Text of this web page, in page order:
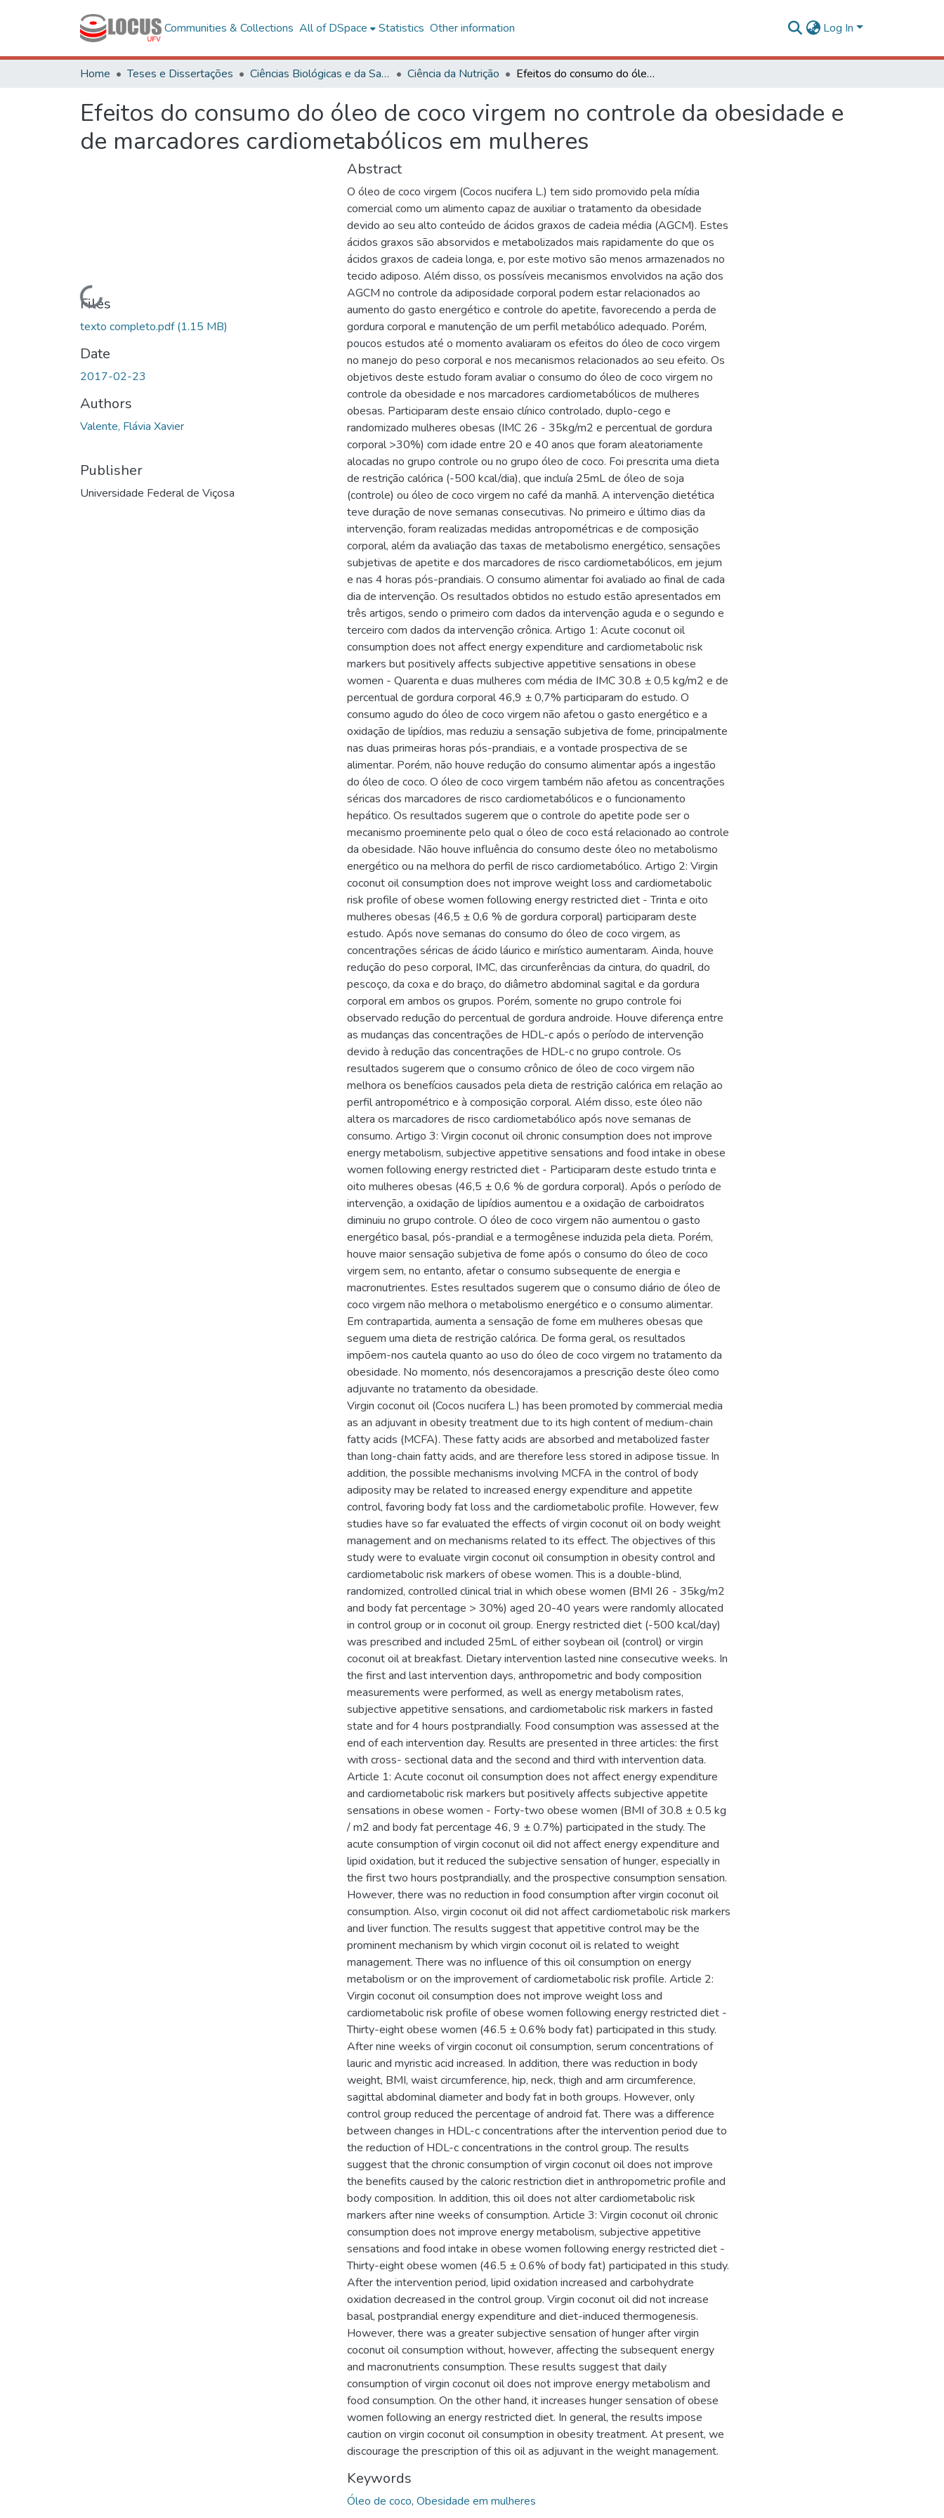
Communities & Collections All of DSpace Statistics Other information Log In
Home Teses e Dissertações Ciências Biológicas e da Saúde Ciência da Nutrição Efeitos do consumo do óleo de coco virgem no controle da obesidade e de marcadores cardiometabólicos em mulheres
Efeitos do consumo do óleo de coco virgem no controle da obesidade e
de marcadores cardiometabólicos em mulheres
Loading...
Files
texto completo.pdf(1.15 MB)
Date
2017-02-23
Authors
Valente, Flávia Xavier
Publisher
Universidade Federal de Viçosa
Abstract
O óleo de coco virgem (Cocos nucifera L.) tem sido promovido pela mídia
comercial como um alimento capaz de auxiliar o tratamento da obesidade
devido ao seu alto conteúdo de ácidos graxos de cadeia média (AGCM). Estes
ácidos graxos são absorvidos e metabolizados mais rapidamente do que os
ácidos graxos de cadeia longa, e, por este motivo são menos armazenados no
tecido adiposo. Além disso, os possíveis mecanismos envolvidos na ação dos
AGCM no controle da adiposidade corporal podem estar relacionados ao
aumento do gasto energético e controle do apetite, favorecendo a perda de
gordura corporal e manutenção de um perfil metabólico adequado. Porém,
poucos estudos até o momento avaliaram os efeitos do óleo de coco virgem
no manejo do peso corporal e nos mecanismos relacionados ao seu efeito. Os
objetivos deste estudo foram avaliar o consumo do óleo de coco virgem no
controle da obesidade e nos marcadores cardiometabólicos de mulheres
obesas. Participaram deste ensaio clínico controlado, duplo-cego e
randomizado mulheres obesas (IMC 26 - 35kg/m2 e percentual de gordura
corporal >30%) com idade entre 20 e 40 anos que foram aleatoriamente
alocadas no grupo controle ou no grupo óleo de coco. Foi prescrita uma dieta
de restrição calórica (-500 kcal/dia), que incluía 25mL de óleo de soja
(controle) ou óleo de coco virgem no café da manhã. A intervenção dietética
teve duração de nove semanas consecutivas. No primeiro e último dias da
intervenção, foram realizadas medidas antropométricas e de composição
corporal, além da avaliação das taxas de metabolismo energético, sensações
subjetivas de apetite e dos marcadores de risco cardiometabólicos, em jejum
e nas 4 horas pós-prandiais. O consumo alimentar foi avaliado ao final de cada
dia de intervenção. Os resultados obtidos no estudo estão apresentados em
três artigos, sendo o primeiro com dados da intervenção aguda e o segundo e
terceiro com dados da intervenção crônica. Artigo 1: Acute coconut oil
consumption does not affect energy expenditure and cardiometabolic risk
markers but positively affects subjective appetitive sensations in obese
women - Quarenta e duas mulheres com média de IMC 30.8 ± 0,5 kg/m2 e de
percentual de gordura corporal 46,9 ± 0,7% participaram do estudo. O
consumo agudo do óleo de coco virgem não afetou o gasto energético e a
oxidação de lipídios, mas reduziu a sensação subjetiva de fome, principalmente
nas duas primeiras horas pós-prandiais, e a vontade prospectiva de se
alimentar. Porém, não houve redução do consumo alimentar após a ingestão
do óleo de coco. O óleo de coco virgem também não afetou as concentrações
séricas dos marcadores de risco cardiometabólicos e o funcionamento
hepático. Os resultados sugerem que o controle do apetite pode ser o
mecanismo proeminente pelo qual o óleo de coco está relacionado ao controle
da obesidade. Não houve influência do consumo deste óleo no metabolismo
energético ou na melhora do perfil de risco cardiometabólico. Artigo 2: Virgin
coconut oil consumption does not improve weight loss and cardiometabolic
risk profile of obese women following energy restricted diet - Trinta e oito
mulheres obesas (46,5 ± 0,6 % de gordura corporal) participaram deste
estudo. Após nove semanas do consumo do óleo de coco virgem, as
concentrações séricas de ácido láurico e mirístico aumentaram. Ainda, houve
redução do peso corporal, IMC, das circunferências da cintura, do quadril, do
pescoço, da coxa e do braço, do diâmetro abdominal sagital e da gordura
corporal em ambos os grupos. Porém, somente no grupo controle foi
observado redução do percentual de gordura androide. Houve diferença entre
as mudanças das concentrações de HDL-c após o período de intervenção
devido à redução das concentrações de HDL-c no grupo controle. Os
resultados sugerem que o consumo crônico de óleo de coco virgem não
melhora os benefícios causados pela dieta de restrição calórica em relação ao
perfil antropométrico e à composição corporal. Além disso, este óleo não
altera os marcadores de risco cardiometabólico após nove semanas de
consumo. Artigo 3: Virgin coconut oil chronic consumption does not improve
energy metabolism, subjective appetitive sensations and food intake in obese
women following energy restricted diet - Participaram deste estudo trinta e
oito mulheres obesas (46,5 ± 0,6 % de gordura corporal). Após o período de
intervenção, a oxidação de lipídios aumentou e a oxidação de carboidratos
diminuiu no grupo controle. O óleo de coco virgem não aumentou o gasto
energético basal, pós-prandial e a termogênese induzida pela dieta. Porém,
houve maior sensação subjetiva de fome após o consumo do óleo de coco
virgem sem, no entanto, afetar o consumo subsequente de energia e
macronutrientes. Estes resultados sugerem que o consumo diário de óleo de
coco virgem não melhora o metabolismo energético e o consumo alimentar.
Em contrapartida, aumenta a sensação de fome em mulheres obesas que
seguem uma dieta de restrição calórica. De forma geral, os resultados
impõem-nos cautela quanto ao uso do óleo de coco virgem no tratamento da
obesidade. No momento, nós desencorajamos a prescrição deste óleo como
adjuvante no tratamento da obesidade.
Virgin coconut oil (Cocos nucifera L.) has been promoted by commercial media
as an adjuvant in obesity treatment due to its high content of medium-chain
fatty acids (MCFA). These fatty acids are absorbed and metabolized faster
than long-chain fatty acids, and are therefore less stored in adipose tissue. In
addition, the possible mechanisms involving MCFA in the control of body
adiposity may be related to increased energy expenditure and appetite
control, favoring body fat loss and the cardiometabolic profile. However, few
studies have so far evaluated the effects of virgin coconut oil on body weight
management and on mechanisms related to its effect. The objectives of this
study were to evaluate virgin coconut oil consumption in obesity control and
cardiometabolic risk markers of obese women. This is a double-blind,
randomized, controlled clinical trial in which obese women (BMI 26 - 35kg/m2
and body fat percentage > 30%) aged 20-40 years were randomly allocated
in control group or in coconut oil group. Energy restricted diet (-500 kcal/day)
was prescribed and included 25mL of either soybean oil (control) or virgin
coconut oil at breakfast. Dietary intervention lasted nine consecutive weeks. In
the first and last intervention days, anthropometric and body composition
measurements were performed, as well as energy metabolism rates,
subjective appetitive sensations, and cardiometabolic risk markers in fasted
state and for 4 hours postprandially. Food consumption was assessed at the
end of each intervention day. Results are presented in three articles: the first
with cross- sectional data and the second and third with intervention data.
Article 1: Acute coconut oil consumption does not affect energy expenditure
and cardiometabolic risk markers but positively affects subjective appetite
sensations in obese women - Forty-two obese women (BMI of 30.8 ± 0.5 kg
/ m2 and body fat percentage 46, 9 ± 0.7%) participated in the study. The
acute consumption of virgin coconut oil did not affect energy expenditure and
lipid oxidation, but it reduced the subjective sensation of hunger, especially in
the first two hours postprandially, and the prospective consumption sensation.
However, there was no reduction in food consumption after virgin coconut oil
consumption. Also, virgin coconut oil did not affect cardiometabolic risk markers
and liver function. The results suggest that appetitive control may be the
prominent mechanism by which virgin coconut oil is related to weight
management. There was no influence of this oil consumption on energy
metabolism or on the improvement of cardiometabolic risk profile. Article 2:
Virgin coconut oil consumption does not improve weight loss and
cardiometabolic risk profile of obese women following energy restricted diet -
Thirty-eight obese women (46.5 ± 0.6% body fat) participated in this study.
After nine weeks of virgin coconut oil consumption, serum concentrations of
lauric and myristic acid increased. In addition, there was reduction in body
weight, BMI, waist circumference, hip, neck, thigh and arm circumference,
sagittal abdominal diameter and body fat in both groups. However, only
control group reduced the percentage of android fat. There was a difference
between changes in HDL-c concentrations after the intervention period due to
the reduction of HDL-c concentrations in the control group. The results
suggest that the chronic consumption of virgin coconut oil does not improve
the benefits caused by the caloric restriction diet in anthropometric profile and
body composition. In addition, this oil does not alter cardiometabolic risk
markers after nine weeks of consumption. Article 3: Virgin coconut oil chronic
consumption does not improve energy metabolism, subjective appetitive
sensations and food intake in obese women following energy restricted diet -
Thirty-eight obese women (46.5 ± 0.6% of body fat) participated in this study.
After the intervention period, lipid oxidation increased and carbohydrate
oxidation decreased in the control group. Virgin coconut oil did not increase
basal, postprandial energy expenditure and diet-induced thermogenesis.
However, there was a greater subjective sensation of hunger after virgin
coconut oil consumption without, however, affecting the subsequent energy
and macronutrients consumption. These results suggest that daily
consumption of virgin coconut oil does not improve energy metabolism and
food consumption. On the other hand, it increases hunger sensation of obese
women following an energy restricted diet. In general, the results impose
caution on virgin coconut oil consumption in obesity treatment. At present, we
discourage the prescription of this oil as adjuvant in the weight management.
Keywords
Óleo de coco, Obesidade em mulheres